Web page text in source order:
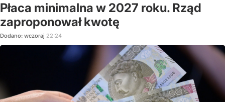
Płaca minimalna w 2027 roku. Rząd
zaproponował kwotę
Dodano: wczoraj 22:24